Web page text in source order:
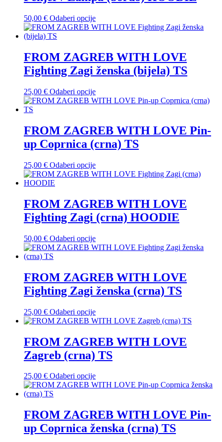
odabrati
na
50,00 € Odaberi opcijeOvaj
proizvod
varijanti.
Opcije
se
odabrati
na
stranici
FROM ZAGREB WITH LOVE
Fighting Zagi ženska (bijela) TS
25,00 € Odaberi opcijeOvaj
proizvod
varijanti.
Opcije
se
odabrati
na
stranici
FROM ZAGREB WITH LOVE Pin-
up Coprnica (crna) TS
25,00 € Odaberi opcijeOvaj
proizvod
varijanti.
Opcije
se
odabrati
na
stranici
FROM ZAGREB WITH LOVE
Fighting Zagi (crna) HOODIE
50,00 € Odaberi opcijeOvaj
proizvod
varijanti.
Opcije
se
odabrati
na
stranici
proizvoda
FROM ZAGREB WITH LOVE
Fighting Zagi ženska (crna) TS
25,00 € Odaberi opcijeOvaj
proizvod
više
varijanti.
Opcije
mogu
odabrati
proizvoda
FROM ZAGREB WITH LOVE
Zagreb (crna) TS
25,00 € Odaberi opcijeOvaj
proizvod
varijanti.
Opcije
se
FROM ZAGREB WITH LOVE Pin-
up Coprnica ženska (crna) TS